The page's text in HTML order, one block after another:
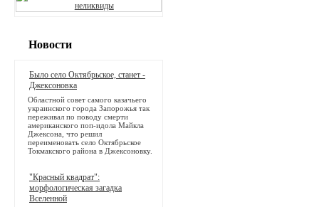
Новости
Было село Октябрьское, станет -
Джексоновка
Областной совет самого казачьего
украинского города Запорожья так
переживал по поводу смерти
американского поп-идола Майкла
Джексона, что решил
переименовать село Октябрьское
Токмакского района в Джексоновку.
"Красный квадрат":
морфологическая загадка
Вселенной